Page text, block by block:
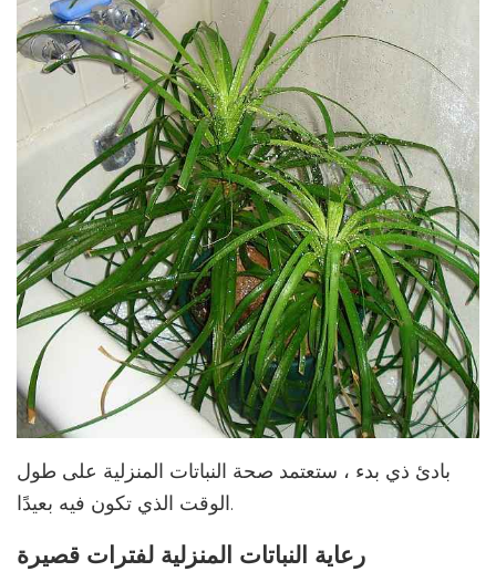
بادئ ذي بدء ، ستعتمد صحة النباتات المنزلية على طول
الوقت الذي تكون فيه بعيدًا.
رعاية النباتات المنزلية لفترات قصيرة